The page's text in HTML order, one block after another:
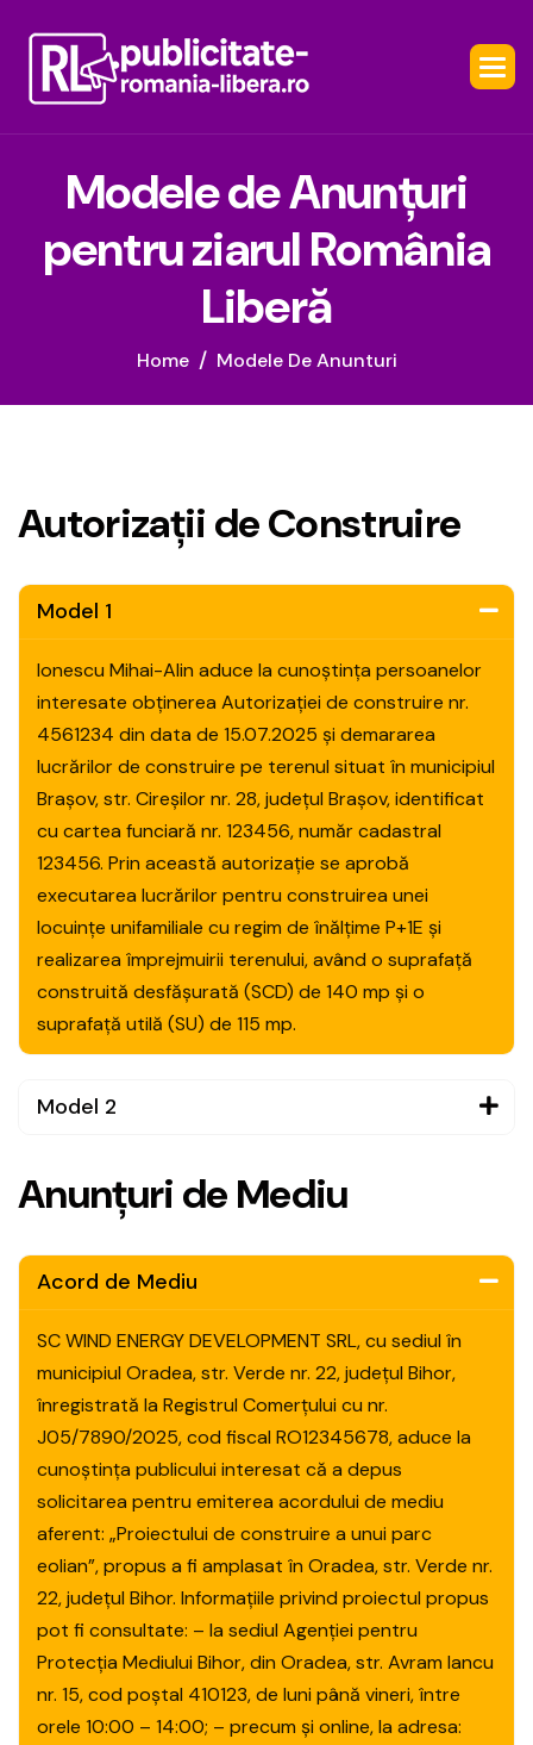
ModeledeAnunțuri
pentruziarulRomânia
Liberă
Home Modele De Anunturi
Autorizații deConstruire
Model 1
Ionescu Mihai-Alin aduce la cunoștința persoanelor
interesate obținerea Autorizației de construire nr.
4561234 din data de 15.07.2025 și demararea
lucrărilor de construire pe terenul situat în municipiul
Brașov, str. Cireșilor nr. 28, județul Brașov, identificat
cu cartea funciară nr. 123456, număr cadastral
123456. Prin această autorizație se aprobă
executarea lucrărilor pentru construirea unei
locuințe unifamiliale cu regim de înălțime P+1E și
realizarea împrejmuirii terenului, având o suprafață
construită desfășurată (SCD) de 140 mp și o
suprafață utilă (SU) de 115 mp.
Model 2
Anunțuri de Mediu
Acord de Mediu
SC WIND ENERGY DEVELOPMENT SRL, cu sediul în
municipiul Oradea, str. Verde nr. 22, județul Bihor,
înregistrată la Registrul Comerțului cu nr.
J05/7890/2025, cod fiscal RO12345678, aduce la
cunoștința publicului interesat că a depus
solicitarea pentru emiterea acordului de mediu
aferent: „Proiectului de construire a unui parc
eolian”, propus a fi amplasat în Oradea, str. Verde nr.
22, județul Bihor. Informațiile privind proiectul propus
pot fi consultate: – la sediul Agenției pentru
Protecția Mediului Bihor, din Oradea, str. Avram Iancu
nr. 15, cod poștal 410123, de luni până vineri, între
orele 10:00 – 14:00; – precum și online, la adresa: